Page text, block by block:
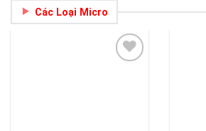
Các Loại Micro